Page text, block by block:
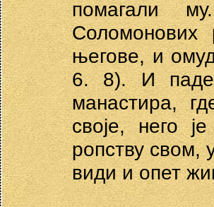
помагали
Соломонових
његове, и
6. 8). И паде
манастира,
своје, него
ропству свом,
види и опет